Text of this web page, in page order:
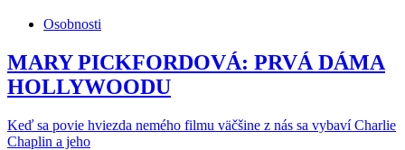
Osobnosti
MARY PICKFORDOVÁ: PRVÁ DÁMA
HOLLYWOODU
Keď sa povie hviezda nemého filmu väčšine z nás sa vybaví Charlie
Chaplin a jeho